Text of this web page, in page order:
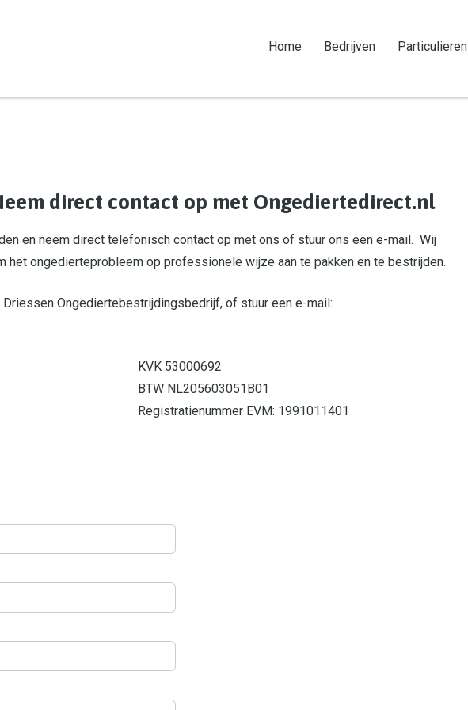
Home Bedrijven Particulieren
direct contact op met Ongediertedirect.nl
en neem direct telefonisch contact op met ons of stuur ons een e-mail. Wij
het ongedierteprobleem op professionele wijze aan te pakken en te bestrijden.
Ongediertebestrijdingsbedrijf, of stuur een e-mail:
KVK 53000692
BTW NL205603051B01
Registratienummer EVM: 1991011401